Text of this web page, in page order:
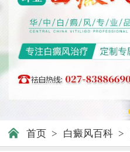
首页 > 白癜风百科 >